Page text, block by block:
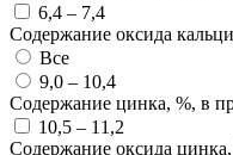
6,4 – 7,4
Содержание оксида
Все
9,0 – 10,4
Содержание цинка, %, в
10,5 – 11,2
Содержание оксида